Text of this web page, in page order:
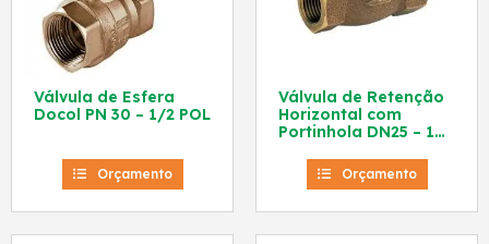
Válvula de Esfera
Docol PN 30 – 1/2 POL
Orçamento
Válvula de Retenção
Horizontal com
Portinhola DN25 – 1
Orçamento